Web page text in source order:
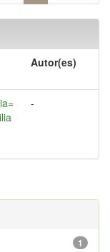
Autor(es)
-
1